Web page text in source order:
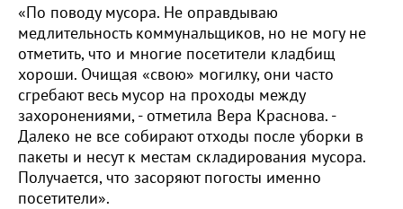
«По поводу мусора. Не оправдываю
медлительность коммунальщиков, но не могу не
отметить, что и многие посетители кладбищ
хороши. Очищая «свою» могилку, они часто
сгребают весь мусор на проходы между
захоронениями, - отметила Вера Краснова. -
Далеко не все собирают отходы после уборки в
пакеты и несут к местам складирования мусора.
Получается, что засоряют погосты именно
посетители».